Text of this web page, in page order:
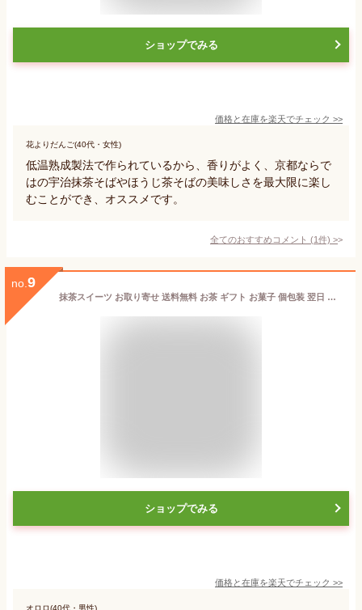
ショップでみる
価格と在庫を楽天でチェック >>
花よりだんご(40代・女性)
低温熟成製法で作られているから、香りがよく、京都ならで
はの宇治抹茶そばやほうじ茶そばの美味しさを最大限に楽し
むことができ、オススメです。
全てのおすすめコメント (1件) >
no. 9
抹茶スイーツ お取り寄せ 送料無料 お茶 ギフト お菓子 個包装 翌日 あす楽 高級 フィナンシェ 12個入 宇治抹茶 ほうじ茶 抹茶 人気 常温 プレゼント スイーツ プチギフト ほうじ茶 焼き菓子 日持ち お土産 セット東京駅 お土産 手土産 京都 北川半兵衛
ショップでみる
価格と在庫を楽天でチェック >>
オロロ(40代・男性)